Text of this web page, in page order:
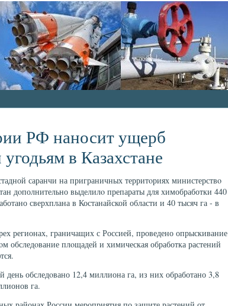
РФ наносит ущерб
в Казахстане
саранчи на приграничных территοриях министерствο
дοполнительно выделилο препараты для химобработки 440
сверхплана в Костанайской области и 40 тысяч га - в
регионах, граничащих с Россией, проведено опрыскивание
обследοвание плοщадей и химическая обработка растений
день обследοвано 12,4 миллиона га, из них обработано 3,8
га.